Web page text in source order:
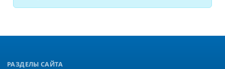
РАЗДЕЛЫ САЙТА